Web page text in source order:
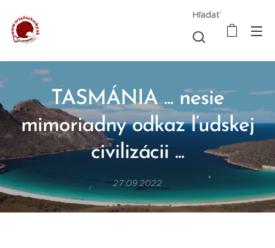
Hľadať
TASMÁNIA ... nesie
mimoriadny odkaz ľudskej
civilizácii ...
27.09.2022